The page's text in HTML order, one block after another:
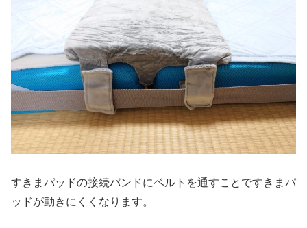
すきまパッドの接続バンドにベルトを通すことですきまパ
ッドが動きにくくなります。